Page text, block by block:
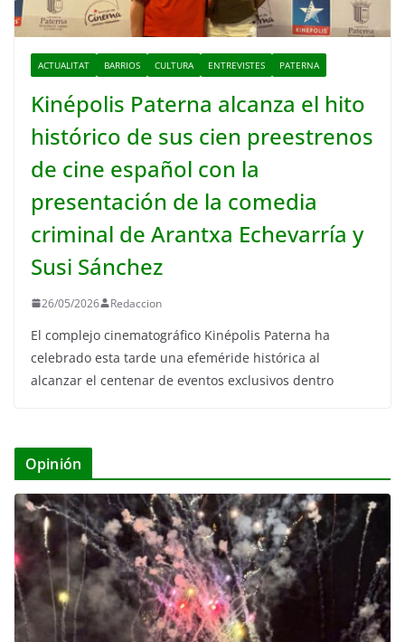
ACTUALITAT BARRIOS CULTURA ENTREVISTES PATERNA
Kinépolis Paterna alcanza el hito
histórico de sus cien preestrenos
de cine español con la
presentación de la comedia
criminal de Arantxa Echevarría y
Susi Sánchez
26/05/2026 Redaccion
El complejo cinematográfico Kinépolis Paterna ha
celebrado esta tarde una efeméride histórica al
alcanzar el centenar de eventos exclusivos dentro
Opinión